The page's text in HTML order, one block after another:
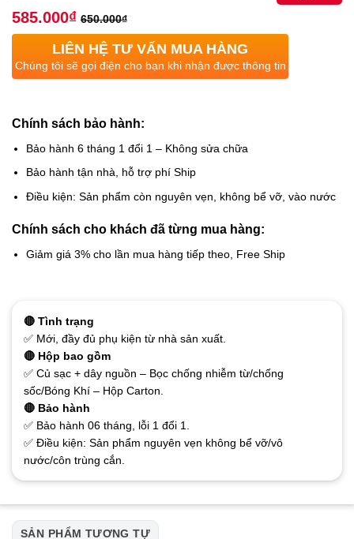
585.000₫ 650.000₫
LIÊN HỆ TƯ VẤN MUA HÀNG
Chúng tôi sẽ gọi điện cho bạn khi nhận được thông tin
Chính sách bảo hành:
Bảo hành 6 tháng 1 đổi 1 – Không sửa chữa
Bảo hành tận nhà, hỗ trợ phí Ship
Điều kiện: Sản phẩm còn nguyên vẹn, không bể vỡ, vào nước
Chính sách cho khách đã từng mua hàng:
Giảm giá 3% cho lần mua hàng tiếp theo, Free Ship
🔴 Tình trạng
✅ Mới, đầy đủ phụ kiện từ nhà sản xuất.
🔴 Hộp bao gồm
✅ Củ sạc + dây nguồn – Bọc chống nhiễm từ/chống
sốc/Bóng Khí – Hộp Carton.
🔴 Bảo hành
✅ Bảo hành 06 tháng, lỗi 1 đổi 1.
✅ Điều kiện: Sản phẩm nguyên vẹn không bể vỡ/vô
nước/côn trùng cắn.
SẢN PHẨM TƯƠNG TỰ